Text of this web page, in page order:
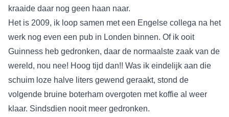
kraaide daar nog geen haan naar.
Het is 2009, ik loop samen met een Engelse collega na het
werk nog even een pub in Londen binnen. Of ik ooit
Guinness heb gedronken, daar de normaalste zaak van de
wereld, nou nee! Hoog tijd dan!! Was ik eindelijk aan die
schuim loze halve liters gewend geraakt, stond de
volgende bruine boterham overgoten met koffie al weer
klaar. Sindsdien nooit meer gedronken.